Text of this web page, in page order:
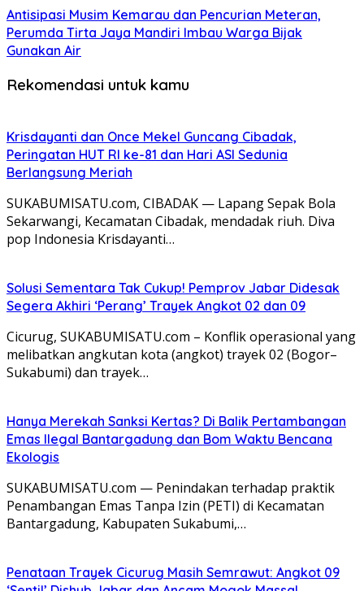
Antisipasi Musim Kemarau dan Pencurian Meteran,
Perumda Tirta Jaya Mandiri Imbau Warga Bijak
Gunakan Air
Rekomendasi untuk kamu
Krisdayanti dan Once Mekel Guncang Cibadak,
Peringatan HUT RI ke-81 dan Hari ASI Sedunia
Berlangsung Meriah
SUKABUMISATU.com, CIBADAK — Lapang Sepak Bola
Sekarwangi, Kecamatan Cibadak, mendadak riuh. Diva
pop Indonesia Krisdayanti…
Solusi Sementara Tak Cukup! Pemprov Jabar Didesak
Segera Akhiri ‘Perang’ Trayek Angkot 02 dan 09
​Cicurug, SUKABUMISATU.com – Konflik operasional yang
melibatkan angkutan kota (angkot) trayek 02 (Bogor–
Sukabumi) dan trayek…
Hanya Merekah Sanksi Kertas? Di Balik Pertambangan
Emas Ilegal Bantargadung dan Bom Waktu Bencana
Ekologis
SUKABUMISATU.com — Penindakan terhadap praktik
Penambangan Emas Tanpa Izin (PETI) di Kecamatan
Bantargadung, Kabupaten Sukabumi,…
Penataan Trayek Cicurug Masih Semrawut: Angkot 09